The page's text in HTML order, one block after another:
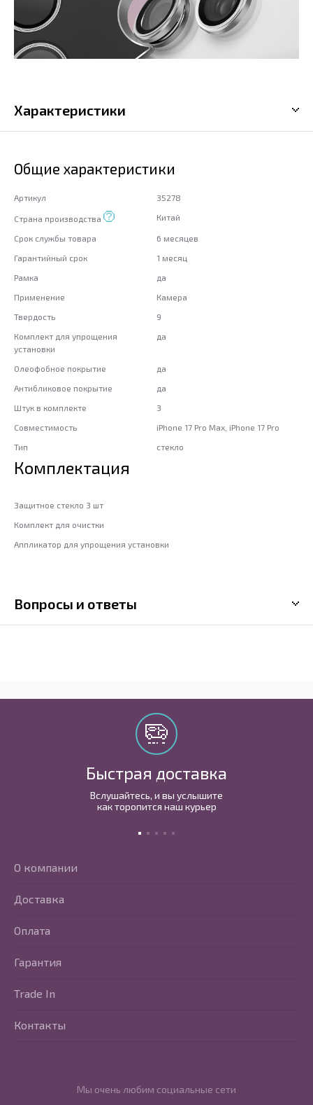
Характеристики
Общие характеристики
Артикул 35278
Страна производства Китай
Срок службы товара
6 месяцев
Гарантийный срок
1 месяц
Рамка
да
Применение
Камера
Твердость
9
Комплект для упрощения
установки
да
Олеофобное покрытие
да
Антибликовое покрытие
да
Штук в комплекте
3
Совместимость
iPhone 17 Pro Max, iPhone 17 Pro
Тип
стекло
Комплектация
Защитное стекло 3 шт
Комплект для очистки
Аппликатор для упрощения установки
Вопросы и ответы
Быстрая доставка
Вслушайтесь, и вы услышите
как торопится наш курьер
Мы очень любим социальные сети
О компании
Доставка
Оплата
Гарантия
Trade In
Контакты